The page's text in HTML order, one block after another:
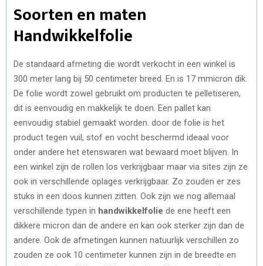
Soorten en maten
Handwikkelfolie
De standaard afmeting die wordt verkocht in een winkel is
300 meter lang bij 50 centimeter breed. En is 17 mmicron dik.
De folie wordt zowel gebruikt om producten te pelletiseren,
dit is eenvoudig en makkelijk te doen. Een pallet kan
eenvoudig stabiel gemaakt worden. door de folie is het
product tegen vuil, stof en vocht beschermd ideaal voor
onder andere het etenswaren wat bewaard moet blijven. In
een winkel zijn de rollen los verkrijgbaar maar via sites zijn ze
ook in verschillende oplages verkrijgbaar. Zo zouden er zes
stuks in een doos kunnen zitten. Ook zijn we nog allemaal
verschillende typen in handwikkelfolie de ene heeft een
dikkere micron dan de andere en kan ook sterker zijn dan de
andere. Ook de afmetingen kunnen natuurlijk verschillen zo
zouden ze ook 10 centimeter kunnen zijn in de breedte en